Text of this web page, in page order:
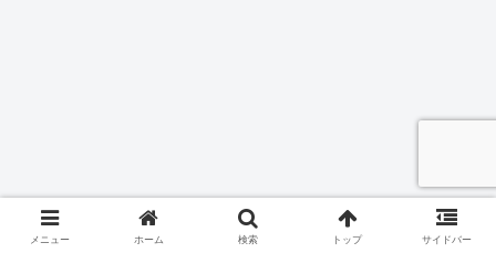
メニュー ホーム 検索 トップ サイドバー